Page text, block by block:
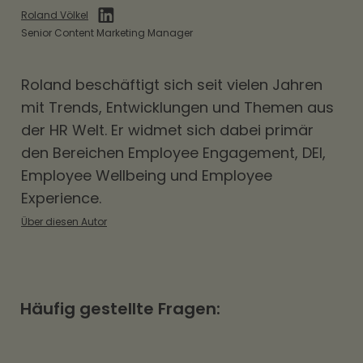
Roland Völkel
Senior Content Marketing Manager
Roland beschäftigt sich seit vielen Jahren
mit Trends, Entwicklungen und Themen aus
der HR Welt. Er widmet sich dabei primär
den Bereichen Employee Engagement, DEI,
Employee Wellbeing und Employee
Experience.
Über diesen Autor
Häufig gestellte Fragen: